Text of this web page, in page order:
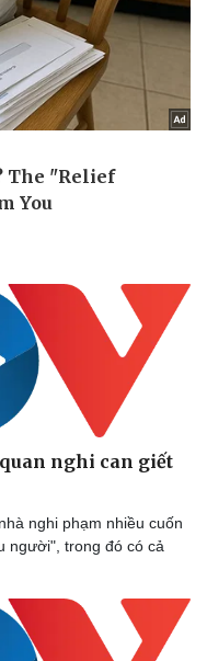
nghệ
điệu
nghiệm
đổi số
nghi can giết
nghi phạm nhiều cuốn
người", trong đó có cả